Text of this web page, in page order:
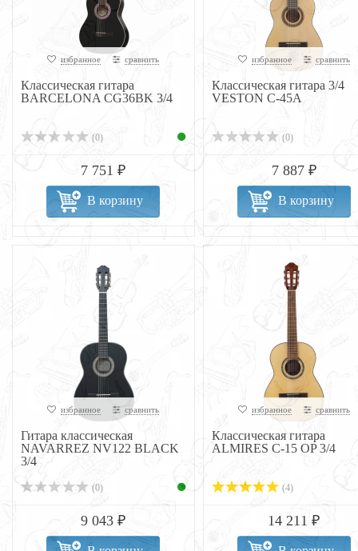
избранное сравнить
Классическая гитара
BARCELONA CG36BK 3/4
(0)
7 751 ₽
В корзину
избранное сравнить
Классическая гитара 3/4
VESTON C-45A
(0)
7 887 ₽
В корзину
избранное сравнить
Гитара классическая
NAVARREZ NV122 BLACK
3/4
(0)
9 043 ₽
избранное сравнить
Классическая гитара
ALMIRES C-15 OP 3/4
(4)
14 211 ₽